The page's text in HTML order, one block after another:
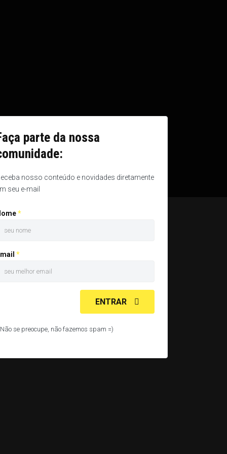
parte da nossa
nosso conteúdo e novidades diretamente
seu e-mail
ENTRAR
se preocupe, não fazemos spam =)